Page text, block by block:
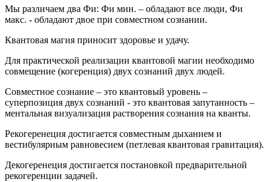
Мы различаем два Фи: Фи мин. – обладают все люди, Фи
макс. - обладают двое при совместном сознании.
Квантовая магия приносит здоровье и удачу.
Для практической реализации квантовой магии необходимо
совмещение (когеренция) двух сознаний двух людей.
Совместное сознание – это квантовый уровень –
суперпозиция двух сознаний - это квантовая запутанность –
ментальная визуализация растворения сознания на кванты.
Рекогеренеция достигается совместным дыханием и
вестибулярным равновесием (петлевая квантовая гравитация).
Декогеренеция достигается постановкой предварительной
рекогеренции задачей.